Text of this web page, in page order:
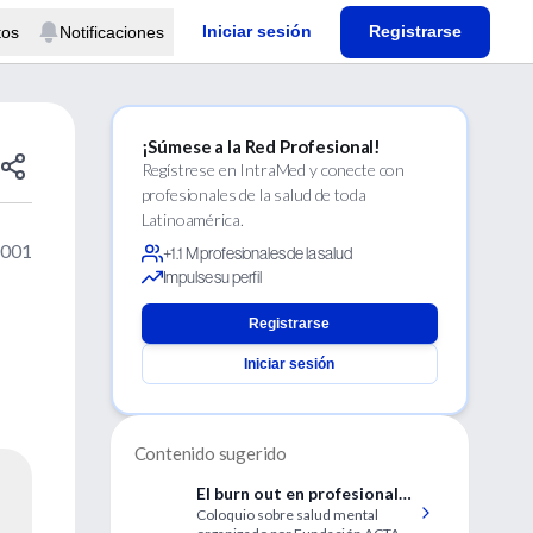
Notificaciones Iniciar sesión Registrarse
¡Súmese a la Red Profesional!
Regístrese en IntraMed y conecte con
profesionales de la salud de toda
Latinoamérica.
+1.1 M profesionales de la salud
Impulse su perfil
Registrarse
Iniciar sesión
Contenido sugerido
El burn out en profesionales
de la salud mental
Coloquio sobre salud mental